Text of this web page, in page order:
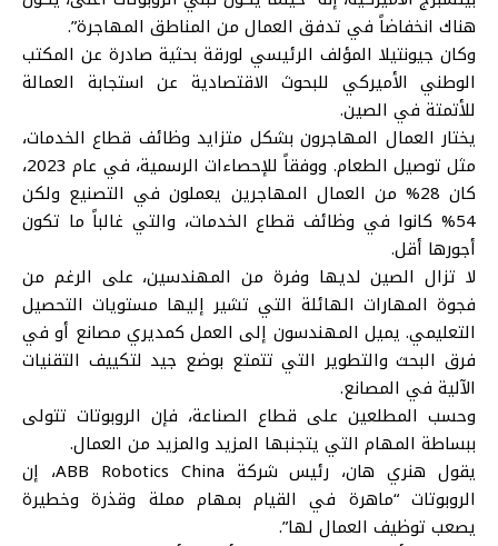
هناك انخفاضاً في تدفق العمال من المناطق المهاجرة”.
وكان جيونتيلا المؤلف الرئيسي لورقة بحثية صادرة عن المكتب
الوطني الأميركي للبحوث الاقتصادية عن استجابة العمالة
للأتمتة في الصين.
يختار العمال المهاجرون بشكل متزايد وظائف قطاع الخدمات،
مثل توصيل الطعام. ووفقاً للإحصاءات الرسمية، في عام 2023،
كان 28% من العمال المهاجرين يعملون في التصنيع ولكن
54% كانوا في وظائف قطاع الخدمات، والتي غالباً ما تكون
أجورها أقل.
لا تزال الصين لديها وفرة من المهندسين، على الرغم من
فجوة المهارات الهائلة التي تشير إليها مستويات التحصيل
التعليمي. يميل المهندسون إلى العمل كمديري مصانع أو في
فرق البحث والتطوير التي تتمتع بوضع جيد لتكييف التقنيات
الآلية في المصانع.
وحسب المطلعين على قطاع الصناعة، فإن الروبوتات تتولى
ببساطة المهام التي يتجنبها المزيد والمزيد من العمال.
يقول هنري هان، رئيس شركة ABB Robotics China، إن
الروبوتات “ماهرة في القيام بمهام مملة وقذرة وخطيرة
يصعب توظيف العمال لها”.